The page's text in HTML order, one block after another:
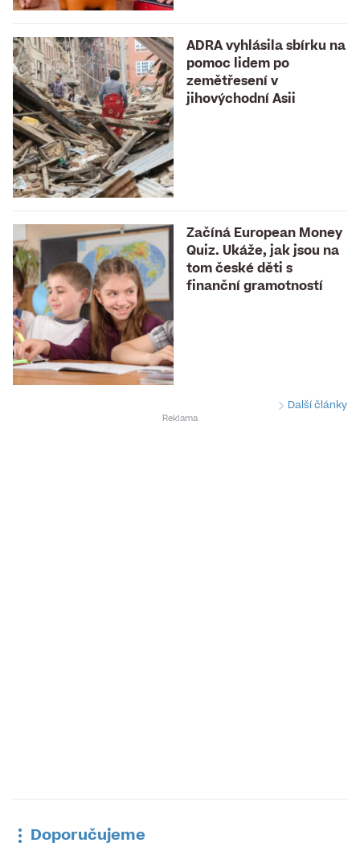
ADRA vyhlásila sbírku na
pomoc lidem po
zemětřesení v
jihovýchodní Asii
Začíná European Money
Quiz. Ukáže, jak jsou na
tom české děti s
finanční gramotností
Další články
Doporučujeme